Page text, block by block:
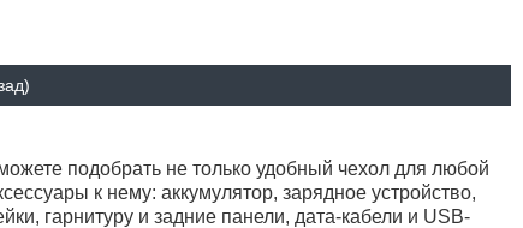
подобрать не только удобный чехол для любой
к нему: аккумулятор, зарядное устройство,
гарнитуру и задние панели, дата-кабели и USB-